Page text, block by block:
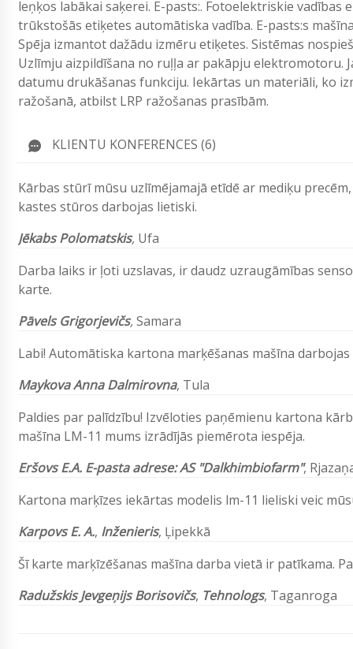
leņķos labākai saķerei. E-pasts:. Fotoelektriskie vadības
trūkstošās etiķetes automātiska vadība. E-pasts:s
Spēja izmantot dažādu izmēru etiķetes. Sistēmas
Uzlīmju aizpildīšana no ruļļa ar pakāpju elektromotoru.
datumu drukāšanas funkciju. Iekārtas un materiāli, ko
ražošanā, atbilst LRP ražošanas prasībām.
KLIENTU KONFERENCES (6)
Kārbas stūrī mūsu uzlīmējamajā etīdē ar mediķu
kastes stūros darbojas lietiski.
Jēkabs Polomatskis, Ufa
Darba laiks ir ļoti uzslavas, ir daudz uzraugāmības
karte.
Pāvels Grigorjevičs,Samara
Labi! Automātiska kartona marķēšanas mašīna
Maykova Anna Dalmirovna, Tula
Paldies par palīdzību! Izvēloties paņēmienu kartona
mašīna LM-11 mums izrādījās piemērota iespēja.
EršovsE.A. E-pasta adrese:AS "Dalkhimbiofarm",
Kartona marķīzes iekārtas modelis lm-11 lieliski veic
Karpovs E. A., Inženieris, Ļipekkā
Šī karte marķīzēšanas mašīna darba vietā ir patīkama.
Radužskis Jevgeņijs Borisovičs, Tehnologs, Taganroga